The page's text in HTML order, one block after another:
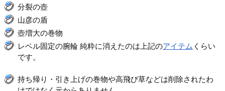
分裂の壺
山彦の盾
壺増大の巻物
レベル固定の腕輪 純粋に消えたのは上記のアイテム くらい
です。
持ち帰り・引き上げの巻物や高飛び草などは削除されたわ